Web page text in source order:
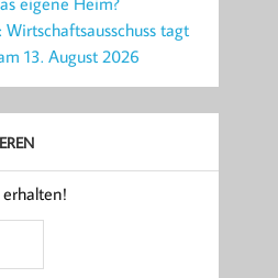
tagt
13. August 2026